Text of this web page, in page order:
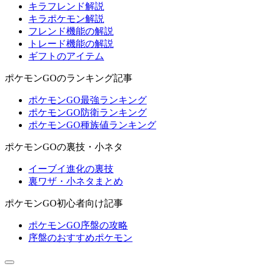
キラフレンド解説
キラポケモン解説
フレンド機能の解説
トレード機能の解説
ギフトのアイテム
ポケモンGOのランキング記事
ポケモンGO最強ランキング
ポケモンGO防衛ランキング
ポケモンGO種族値ランキング
ポケモンGOの裏技・小ネタ
イーブイ進化の裏技
裏ワザ・小ネタまとめ
ポケモンGO初心者向け記事
ポケモンGO序盤の攻略
序盤のおすすめポケモン